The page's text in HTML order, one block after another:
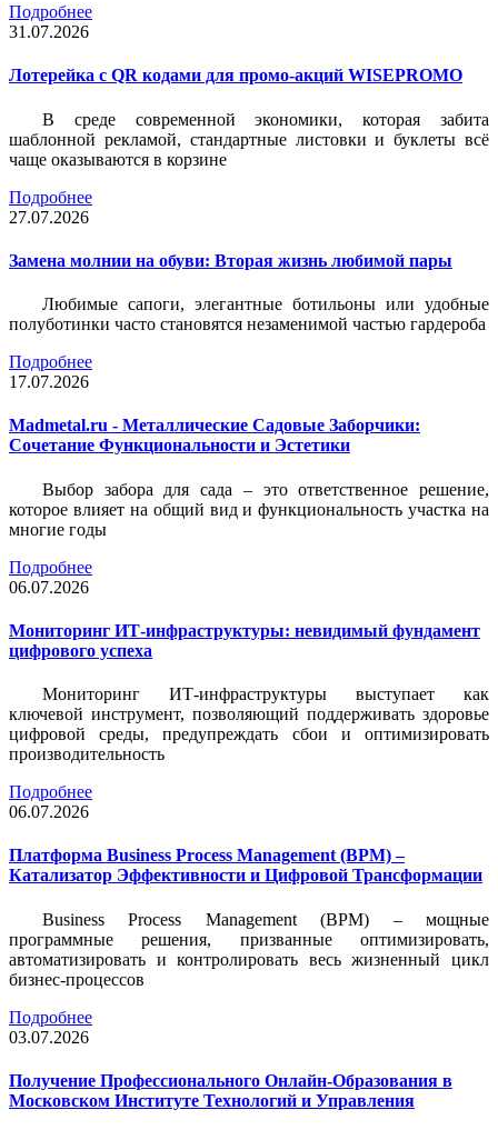
Подробнее
31.07.2026
Лотерейка c QR кодами для промо-акций WISEPROMO
В среде современной экономики, которая забита
шаблонной рекламой, стандартные листовки и буклеты всё
чаще оказываются в корзине
Подробнее
27.07.2026
Замена молнии на обуви: Вторая жизнь любимой пары
Любимые сапоги, элегантные ботильоны или удобные
полуботинки часто становятся незаменимой частью гардероба
Подробнее
17.07.2026
Madmetal.ru - Металлические Садовые Заборчики:
Сочетание Функциональности и Эстетики
Выбор забора для сада – это ответственное решение,
которое влияет на общий вид и функциональность участка на
многие годы
Подробнее
06.07.2026
Мониторинг ИТ-инфраструктуры: невидимый фундамент
цифрового успеха
Мониторинг ИТ-инфраструктуры выступает как
ключевой инструмент, позволяющий поддерживать здоровье
цифровой среды, предупреждать сбои и оптимизировать
производительность
Подробнее
06.07.2026
Платформа Business Process Management (BPM) –
Катализатор Эффективности и Цифровой Трансформации
Business Process Management (BPM) – мощные
программные решения, призванные оптимизировать,
автоматизировать и контролировать весь жизненный цикл
бизнес-процессов
Подробнее
03.07.2026
Получение Профессионального Онлайн-Образования в
Московском Институте Технологий и Управления